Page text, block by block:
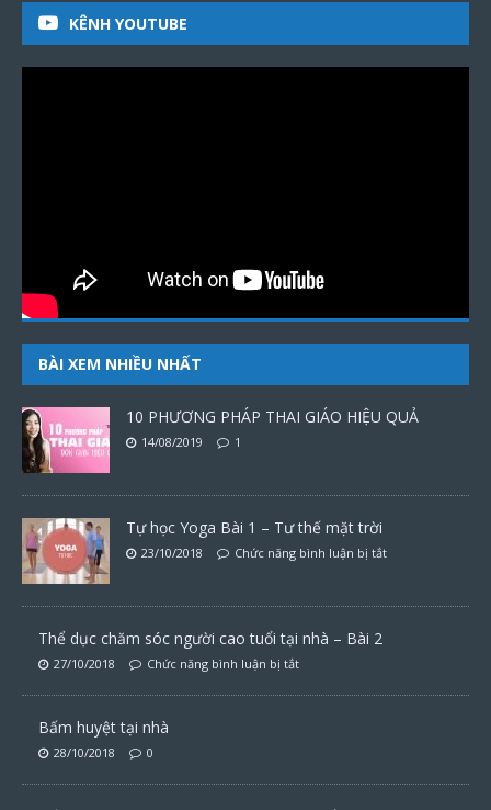
KÊNH YOUTUBE
BÀI XEM NHIỀU NHẤT
10 PHƯƠNG PHÁP THAI GIÁO HIỆU QUẢ
14/08/2019 1
Tự học Yoga Bài 1 – Tư thế mặt trời
23/10/2018 Chức năng bình luận bị tắt
Thể dục chăm sóc người cao tuổi tại nhà – Bài 2
27/10/2018 Chức năng bình luận bị tắt
Bấm huyệt tại nhà
28/10/2018 0